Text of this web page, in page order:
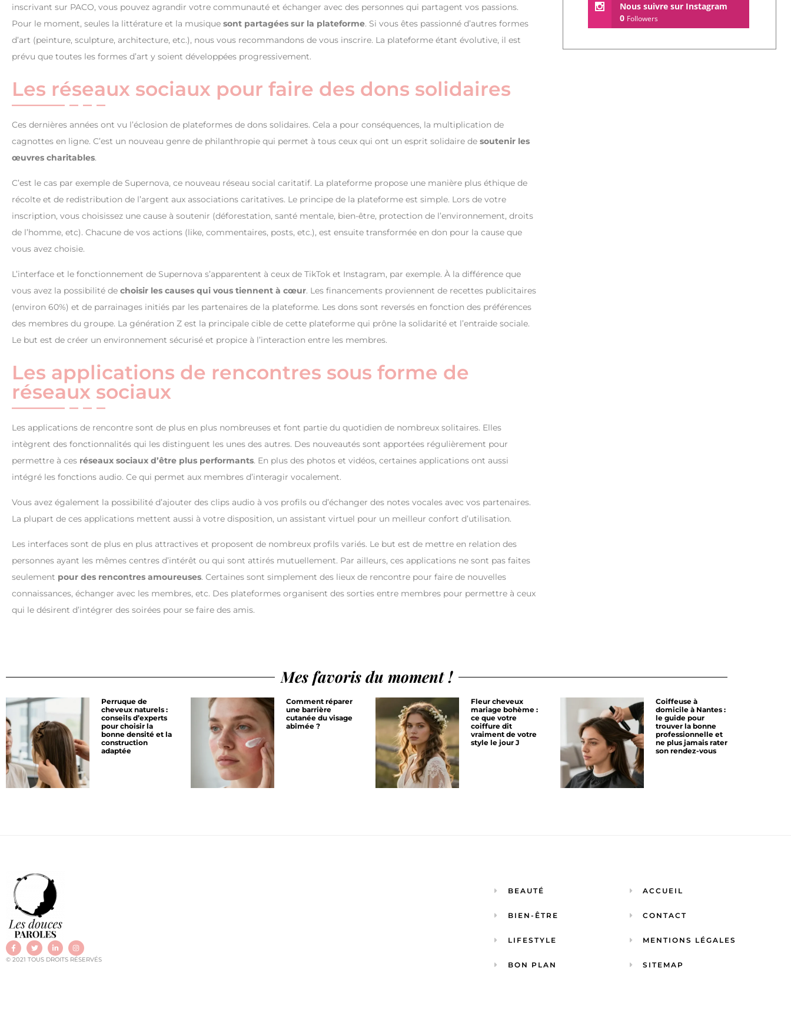
inscrivant sur PACO, vous pouvez agrandir votre communauté et échanger avec des personnes qui partagent vos passions.
Pour le moment, seules la littérature et la musique sont partagées sur la plateforme. Si vous êtes passionné d’autres formes
d’art (peinture, sculpture, architecture, etc.), nous vous recommandons de vous inscrire. La plateforme étant évolutive, il est
prévu que toutes les formes d’art y soient développées progressivement.
Les réseaux sociaux pour faire des dons solidaires
Ces dernières années ont vu l’éclosion de plateformes de dons solidaires. Cela a pour conséquences, la multiplication de
cagnottes en ligne. C’est un nouveau genre de philanthropie qui permet à tous ceux qui ont un esprit solidaire de soutenir les
œuvres charitables.
C’est le cas par exemple de Supernova, ce nouveau réseau social caritatif. La plateforme propose une manière plus éthique de
récolte et de redistribution de l’argent aux associations caritatives. Le principe de la plateforme est simple. Lors de votre
inscription, vous choisissez une cause à soutenir (déforestation, santé mentale, bien-être, protection de l’environnement, droits
de l’homme, etc). Chacune de vos actions (like, commentaires, posts, etc.), est ensuite transformée en don pour la cause que
vous avez choisie.
L’interface et le fonctionnement de Supernova s’apparentent à ceux de TikTok et Instagram, par exemple. À la différence que
vous avez la possibilité de choisir les causes qui vous tiennent à cœur. Les financements proviennent de recettes publicitaires
(environ 60%) et de parrainages initiés par les partenaires de la plateforme. Les dons sont reversés en fonction des préférences
des membres du groupe. La génération Z est la principale cible de cette plateforme qui prône la solidarité et l’entraide sociale.
Le but est de créer un environnement sécurisé et propice à l’interaction entre les membres.
Les applications de rencontres sous forme de
réseaux sociaux
Les applications de rencontre sont de plus en plus nombreuses et font partie du quotidien de nombreux solitaires. Elles
intègrent des fonctionnalités qui les distinguent les unes des autres. Des nouveautés sont apportées régulièrement pour
permettre à ces réseaux sociaux d’être plus performants. En plus des photos et vidéos, certaines applications ont aussi
intégré les fonctions audio. Ce qui permet aux membres d’interagir vocalement.
Vous avez également la possibilité d’ajouter des clips audio à vos profils ou d’échanger des notes vocales avec vos partenaires.
La plupart de ces applications mettent aussi à votre disposition, un assistant virtuel pour un meilleur confort d’utilisation.
Les interfaces sont de plus en plus attractives et proposent de nombreux profils variés. Le but est de mettre en relation des
personnes ayant les mêmes centres d’intérêt ou qui sont attirés mutuellement. Par ailleurs, ces applications ne sont pas faites
seulement pour des rencontres amoureuses. Certaines sont simplement des lieux de rencontre pour faire de nouvelles
connaissances, échanger avec les membres, etc. Des plateformes organisent des sorties entre membres pour permettre à ceux
qui le désirent d’intégrer des soirées pour se faire des amis.
Nous suivre sur Instagram
0 Followers
Mes favoris du moment !
Perruque de
cheveux naturels :
conseils d’experts
pour choisir la
bonne densité et la
construction
adaptée
Comment réparer
une barrière
cutanée du visage
abîmée ?
Fleur cheveux
mariage bohème :
ce que votre
coiffure dit
vraiment de votre
style le jour J
Coiffeuse à
domicile à Nantes :
le guide pour
trouver la bonne
professionnelle et
ne plus jamais rater
son rendez-vous
© 2021 TOUS DROITS RÉSERVÉS
BEAUTÉ
BIEN-ÊTRE
LIFESTYLE
BON PLAN
ACCUEIL
CONTACT
MENTIONS LÉGALES
SITEMAP